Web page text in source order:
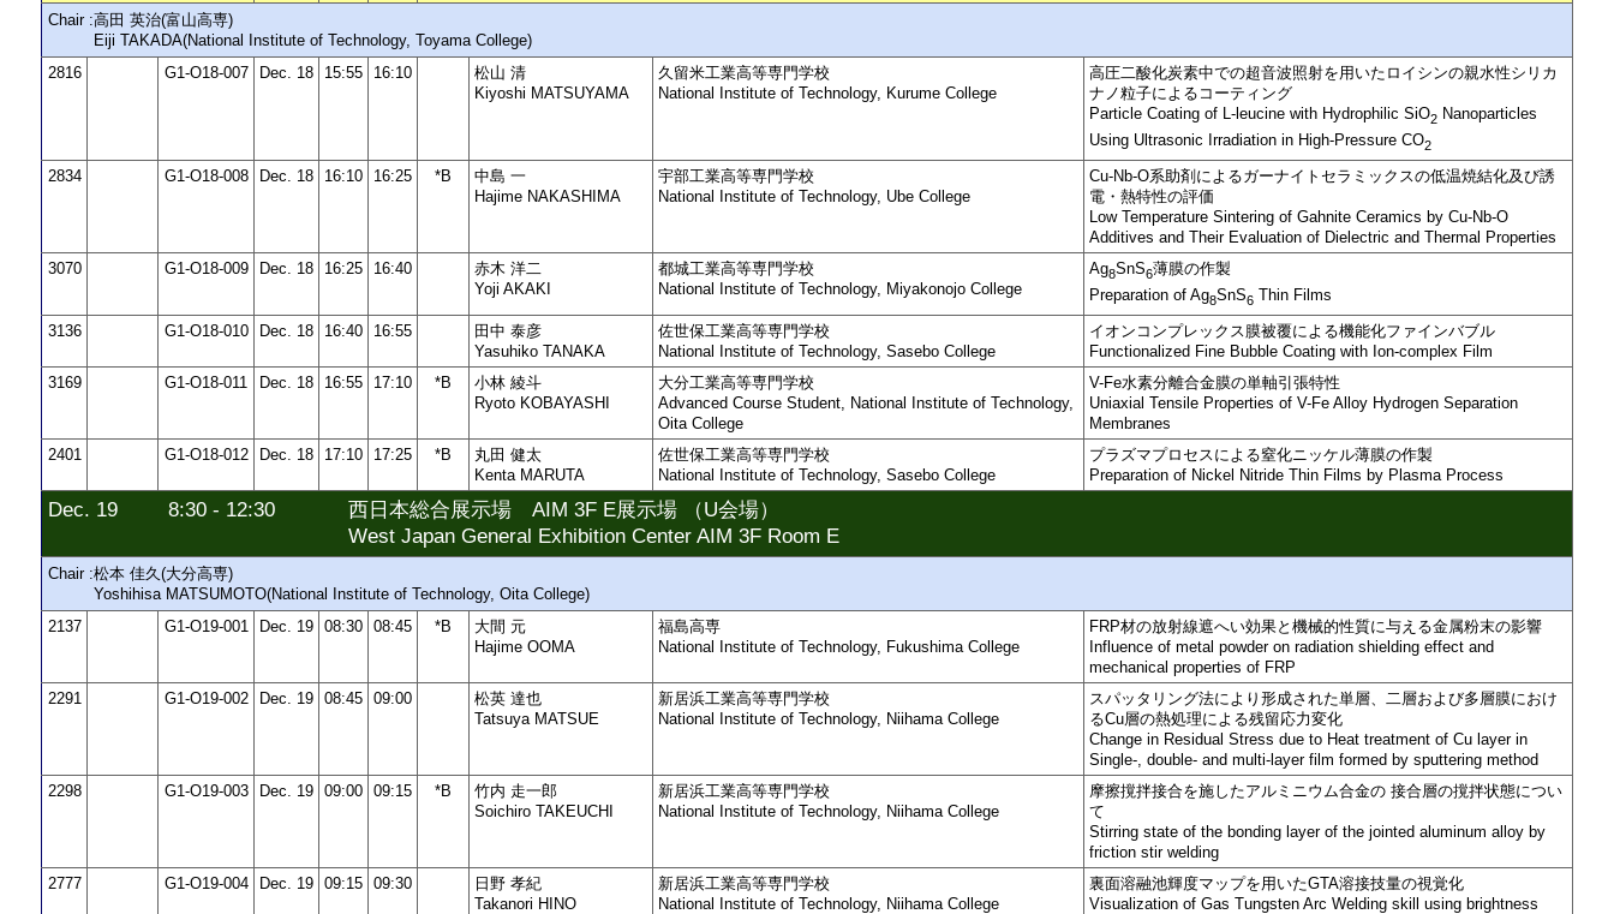
Chair :高田 英治(富山高専)
Eiji TAKADA(National Institute of Technology, Toyama College)
2816
G1-O18-007 Dec. 18 15:55 16:10
松山 清
Kiyoshi MATSUYAMA
久留米工業高等専門学校
National Institute of Technology, Kurume College
高圧二酸化炭素中での超音波照射を用いたロイシンの親水性シリカ
ナノ粒子によるコーティング
Particle Coating of L-leucine with Hydrophilic SiO2 Nanoparticles
Using Ultrasonic Irradiation in High-Pressure CO2
2834 G1-O18-008 Dec. 18 16:10 16:25 *B
中島 一
Hajime NAKASHIMA
宇部工業高等専門学校
National Institute of Technology, Ube College
Cu-Nb-O系助剤によるガーナイトセラミックスの低温焼結化及び誘
電・熱特性の評価
Low Temperature Sintering of Gahnite Ceramics by Cu-Nb-O
Additives and Their Evaluation of Dielectric and Thermal Properties
3070
G1-O18-009 Dec. 18 16:25 16:40
赤木 洋二
Yoji AKAKI
都城工業高等専門学校
National Institute of Technology, Miyakonojo College
Ag8SnS6薄膜の作製
Preparation of Ag8SnS6 Thin Films
3136 G1-O18-010 Dec. 18 16:40 16:55
田中 泰彦
Yasuhiko TANAKA
佐世保工業高等専門学校
National Institute of Technology, Sasebo College
イオンコンプレックス膜被覆による機能化ファインバブル
Functionalized Fine Bubble Coating with Ion-complex Film
3169
G1-O18-011 Dec. 18 16:55 17:10 *B
小林 綾斗
Ryoto KOBAYASHI
大分工業高等専門学校
Advanced Course Student, National Institute of Technology,
Oita College
V-Fe水素分離合金膜の単軸引張特性
Uniaxial Tensile Properties of V-Fe Alloy Hydrogen Separation
Membranes
2401
G1-O18-012 Dec. 18 17:10 17:25 *B
丸田 健太
Kenta MARUTA
佐世保工業高等専門学校
National Institute of Technology, Sasebo College
プラズマプロセスによる窒化ニッケル薄膜の作製
Preparation of Nickel Nitride Thin Films by Plasma Process
Dec. 19 8:30 - 12:30
西日本総合展示場 AIM 3F E展示場 （U会場）
West Japan General Exhibition Center AIM 3F Room E
Chair :松本 佳久(大分高専)
Yoshihisa MATSUMOTO(National Institute of Technology, Oita College)
2137
G1-O19-001 Dec. 19 08:30 08:45 *B
大間 元
Hajime OOMA
福島高専
National Institute of Technology, Fukushima College
FRP材の放射線遮へい効果と機械的性質に与える金属粉末の影響
Influence of metal powder on radiation shielding effect and
mechanical properties of FRP
2291
G1-O19-002 Dec. 19 08:45 09:00
松英 達也
Tatsuya MATSUE
新居浜工業高等専門学校
National Institute of Technology, Niihama College
スパッタリング法により形成された単層、二層および多層膜におけ
るCu層の熱処理による残留応力変化
Change in Residual Stress due to Heat treatment of Cu layer in
Single-, double- and multi-layer film formed by sputtering method
2298
G1-O19-003 Dec. 19 09:00 09:15 *B
竹内 走一郎
Soichiro TAKEUCHI
新居浜工業高等専門学校
National Institute of Technology, Niihama College
摩擦撹拌接合を施したアルミニウム合金の 接合層の撹拌状態につい
て
Stirring state of the bonding layer of the jointed aluminum alloy by
friction stir welding
2777
G1-O19-004 Dec. 19 09:15 09:30
日野 孝紀
Takanori HINO
新居浜工業高等専門学校
National Institute of Technology, Niihama College
裏面溶融池輝度マップを用いたGTA溶接技量の視覚化
Visualization of Gas Tungsten Arc Welding skill using brightness